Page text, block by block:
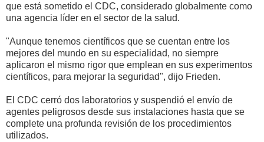
que está sometido el CDC, considerado globalmente como
una agencia líder en el sector de la salud.
"Aunque tenemos científicos que se cuentan entre los
mejores del mundo en su especialidad, no siempre
aplicaron el mismo rigor que emplean en sus experimentos
científicos, para mejorar la seguridad", dijo Frieden.
El CDC cerró dos laboratorios y suspendió el envío de
agentes peligrosos desde sus instalaciones hasta que se
complete una profunda revisión de los procedimientos
utilizados.